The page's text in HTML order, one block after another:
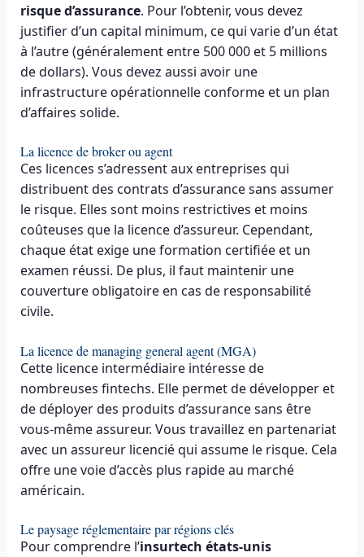
risque d’assurance. Pour l’obtenir, vous devez
justifier d’un capital minimum, ce qui varie d’un état
à l’autre (généralement entre 500 000 et 5 millions
de dollars). Vous devez aussi avoir une
infrastructure opérationnelle conforme et un plan
d’affaires solide.
La licence de broker ou agent
Ces licences s’adressent aux entreprises qui
distribuent des contrats d’assurance sans assumer
le risque. Elles sont moins restrictives et moins
coûteuses que la licence d’assureur. Cependant,
chaque état exige une formation certifiée et un
examen réussi. De plus, il faut maintenir une
couverture obligatoire en cas de responsabilité
civile.
La licence de managing general agent (MGA)
Cette licence intermédiaire intéresse de
nombreuses fintechs. Elle permet de développer et
de déployer des produits d’assurance sans être
vous-même assureur. Vous travaillez en partenariat
avec un assureur licencié qui assume le risque. Cela
offre une voie d’accès plus rapide au marché
américain.
Le paysage réglementaire par régions clés
Pour comprendre l’insurtech états-unis